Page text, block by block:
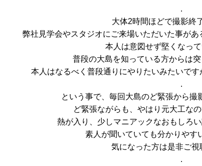
.
大体2時間ほどで撮影終
弊社見学会やスタジオにご来場いただいた事があ
本人は意図せず堅くなって
普段の大島を知っている方からは
本人はなるべく普段通りにやりたいみたいで
.
という事で、毎回大島のど緊張から撮
ど緊張ながらも、やはり元大工な
熱が入り、少しマニアックなおもしろ
素人が聞いていても分かりやす
気になった方は是非ご視
.